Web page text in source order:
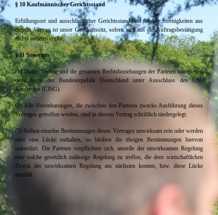
§ 10 Kaufmännischer Gerichtsstand
Erfüllungsort und ausschließlicher Gerichtsstand und für alle Streitigkeiten aus
diesem Vertrag ist unser Geschäftssitz, sofern sich aus der Auftragsbestätigung
nichts anderes ergibt.
§ 11 Sonstiges
(1) Dieser Vertrag und die gesamten Rechtsbeziehungen der Parteien unterliegen
dem Recht der Bundesrepublik Deutschland unter Ausschluss des UN-
Kaufrechts (CISG).
(2) Alle Vereinbarungen, die zwischen den Parteien zwecks Ausführung dieses
Vertrages getroffen werden, sind in diesem Vertrag schriftlich niedergelegt.
(3) Sollten einzelne Bestimmungen dieses Vertrages unwirksam sein oder werden
oder eine Lücke enthalten, so bleiben die übrigen Bestimmungen hiervon
unberührt. Die Parteien verpflichten sich, anstelle der unwirksamen Regelung
eine solche gesetzlich zulässige Regelung zu treffen, die dem wirtschaftlichen
Zweck der unwirksamen Regelung am nächsten kommt, bzw. diese Lücke
ausfüllt.